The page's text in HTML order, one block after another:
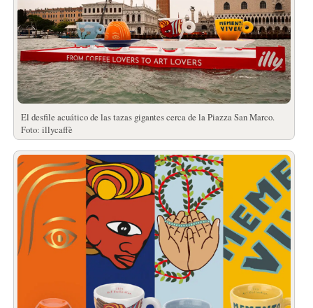
El desfile acuático de las tazas gigantes cerca de la Piazza San Marco.
Foto: illycaffè